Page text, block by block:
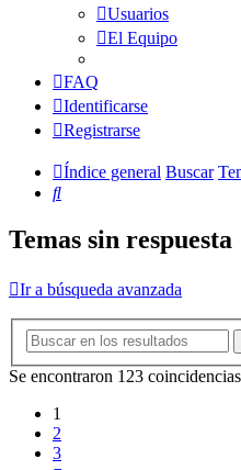
Usuarios
El Equipo
FAQ
Identificarse
Registrarse
Índice general Buscar
Buscar
Temas sin respuesta
Ir a búsqueda avanzada
Se encontraron 123 coincidencias
1
2
3